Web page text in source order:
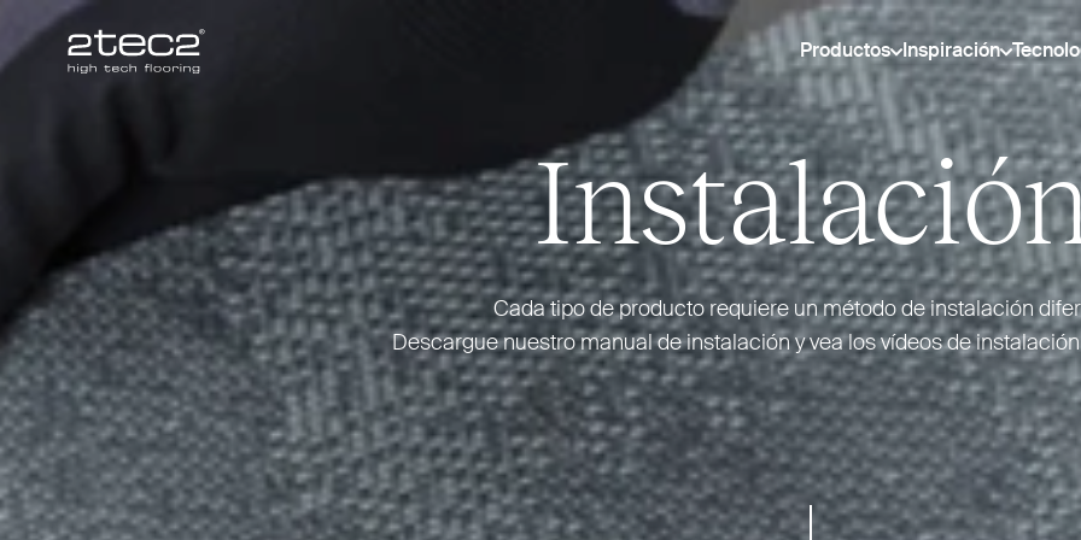
Primary Productos Inspiración
Cada tipo de producto requiere un método de ins­talación
Descargue nuestro manual de ins­talación y vea los vídeos de